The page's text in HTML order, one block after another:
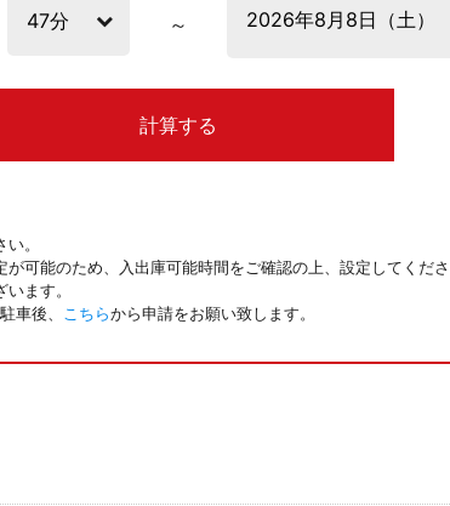
計算する
。
可能のため、入出庫可能時間をご確認の上、設定してくだ
ます。
車後、
こちらから申請をお願い致します。